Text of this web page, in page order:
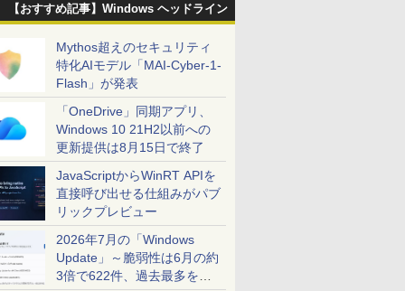
【おすすめ記事】Windows ヘッドライン
Mythos超えのセキュリティ
特化AIモデル「MAI-Cyber-1-
Flash」が発表
「OneDrive」同期アプリ、
Windows 10 21H2以前への
更新提供は8月15日で終了
JavaScriptからWinRT APIを
直接呼び出せる仕組みがパブ
リックプレビュー
2026年7月の「Windows
Update」～脆弱性は6月の約
3倍で622件、過去最多を大